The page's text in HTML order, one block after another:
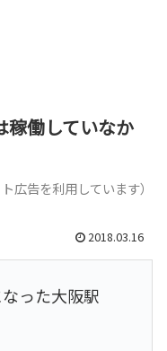
稼働していなか
広告を利用しています）
2018.03.16
った大阪駅